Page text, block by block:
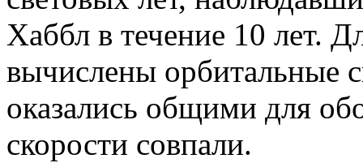
Хаббл в течение 10 лет.
вычислены орбитальные
оказались общими для
скорости совпали.